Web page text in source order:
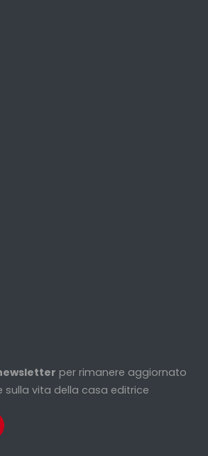
per rimanere aggiornato
sulla vita della casa editrice